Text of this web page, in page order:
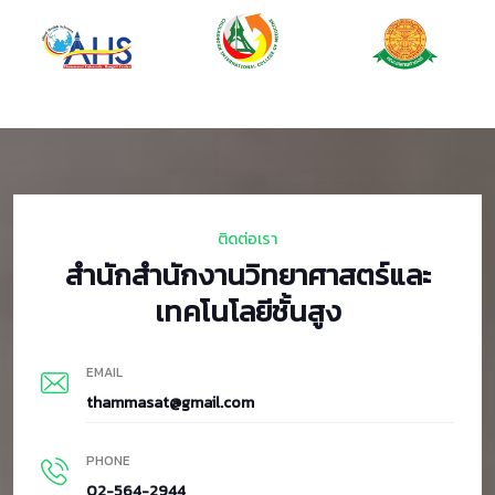
ติดต่อเรา
สำนักสำนักงานวิทยาศาสตร์และ
เทคโนโลยีชั้นสูง
EMAIL
thammasat@gmail.com
PHONE